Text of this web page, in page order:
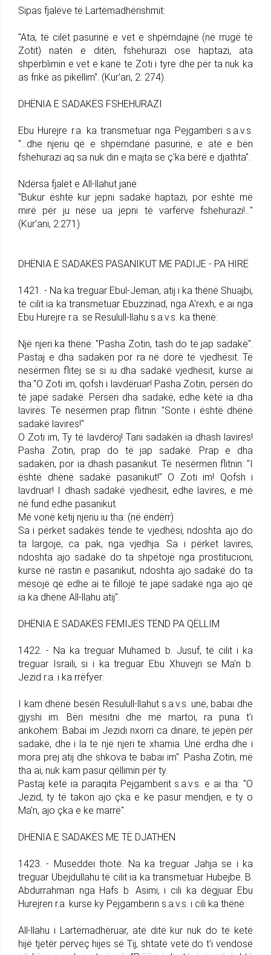
Sipas fjalëve të Lartëmadhërishmit:
"Ata, të cilët pasurinë e vet e shpërndajnë (në rrugë të
Zotit) natën e ditën, fshehurazi ose haptazi, ata
shpërblimin e vet e kanë te Zoti i tyre dhe për ta nuk ka
as frikë as pikëllim". (Kur'an, 2: 274).
DHËNIA E SADAKËS FSHEHURAZI
Ebu Hurejre r.a. ka transmetuar nga Pejgamberi s.a.v.s.
"...dhe njeriu që e shpërndanë pasurinë, e atë e bën
fshehurazi aq sa nuk din e majta se ç'ka bërë e djathta".
Ndërsa fjalët e All-llahut janë:
"Bukur është kur jepni sadakë haptazi, por është më
mirë për ju nëse ua jepni të varfërve fshehurazi!..."
(Kur'ani, 2:271)
DHËNIA E SADAKËS PASANIKUT ME PADIJE - PA HIRË
1421. - Na ka treguar Ebul-Jeman, atij i ka thënë Shuajbi,
të cilit ia ka transmetuar Ebuzzinad, nga A'rexh, e ai nga
Ebu Hurejre r.a. se Resulull-llahu s.a.v.s. ka thënë:
Një njeri ka thënë: "Pasha Zotin, tash do të jap sadakë".
Pastaj e dha sadakën por ra në dorë të vjedhësit. Të
nesërmen flitej se si iu dha sadakë vjedhësit, kurse ai
tha:"O Zoti im, qofsh i lavdëruar! Pasha Zotin, përsëri do
të japë sadakë. Përsëri dha sadakë, edhe këtë ia dha
lavirës. Të nesërmen prap flitnin: "Sonte i është dhënë
sadakë lavires!"
O Zoti im, Ty të lavdëroj! Tani sadakën ia dhash lavires!
Pasha Zotin, prap do të jap sadakë. Prap e dha
sadakën, por ia dhash pasanikut. Të nesërmen flitnin: "I
është dhënë sadakë pasanikut!" O Zoti im! Qofsh i
lavdruar! I dhash sadakë vjedhësit, edhe lavires, e më
në fund edhe pasanikut.
Më vonë këtij njeriu iu tha: (në ëndërr)
Sa i përket sadakës tënde te vjedhësi, ndoshta ajo do
ta largojë, ca pak, nga vjedhja. Sa i përket lavires,
ndoshta ajo sadakë do ta shpëtojë nga prostitucioni,
kurse në rastin e pasanikut, ndoshta ajo sadakë do ta
mësojë që edhe ai të fillojë të japë sadakë nga ajo që
ia ka dhënë All-llahu atij".
DHËNIA E SADAKËS FËMIJËS TËND PA QËLLIM
1422. - Na ka treguar Muhamed b. Jusuf, të cilit i ka
treguar Israili, si i ka treguar Ebu Xhuvejri se Ma'n b.
Jezid r.a. i ka rrëfyer:
I kam dhënë besën Resulull-llahut s.a.v.s. unë, babai dhe
gjyshi im. Bëri mësitni dhe më martoi, ra puna t'i
ankohem: Babai im Jezidi nxorri ca dinarë, të jepën për
sadakë, dhe i la te një njeri te xhamia. Unë erdha dhe i
mora prej atij dhe shkova te babai im". Pasha Zotin, më
tha ai, nuk kam pasur qëllimin për ty.
Pastaj këtë ia paraqita Pejgamberit s.a.v.s. e ai tha: "O
Jezid, ty të takon ajo çka e ke pasur mendjen, e ty o
Ma'n, ajo çka e ke marrë".
DHËNIA E SADAKËS ME TË DJATHËN
1423. - Museddei thotë: Na ka treguar Jahja se i ka
treguar Ubejdullahu të cilit ia ka transmetuar Hubejbe. B.
Abdurrahman nga Hafs b. Asimi, i cili ka dëgjuar Ebu
Hurejren r.a. kurse ky Pejgamberin s.a.v.s. i cili ka thënë:
All-llahu i Lartëmadhëruar, atë ditë kur nuk do të ketë
hijë tjetër përveç hijes së Tij, shtatë vetë do t'i vendosë